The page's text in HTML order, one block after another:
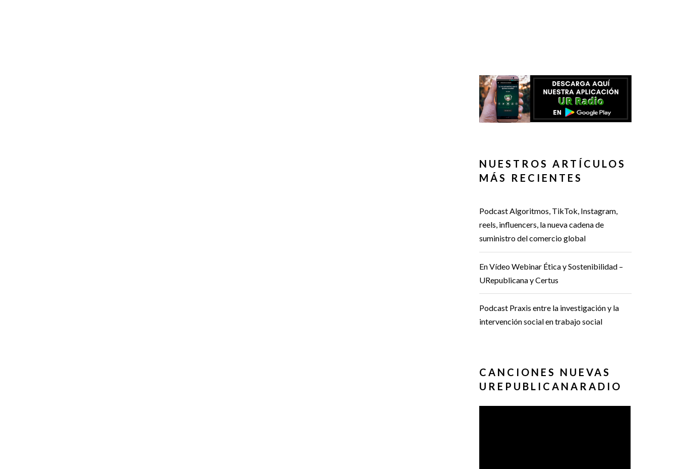
NUESTROS ARTÍCULOS
MÁS RECIENTES
Podcast Algoritmos, TikTok, Instagram,
reels, influencers, la nueva cadena de
suministro del comercio global
En Vídeo Webinar Ética y Sostenibilidad –
URepublicana y Certus
Podcast Praxis entre la investigación y la
intervención social en trabajo social
CANCIONES NUEVAS
UREPUBLICANARADIO